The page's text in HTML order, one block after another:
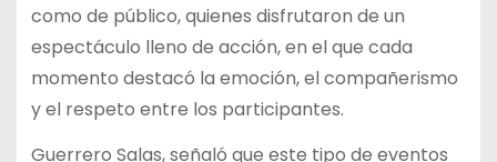
como de público, quienes disfrutaron de un
espectáculo lleno de acción, en el que cada
momento destacó la emoción, el compañerismo
y el respeto entre los participantes.
Guerrero Salas, señaló que este tipo de eventos